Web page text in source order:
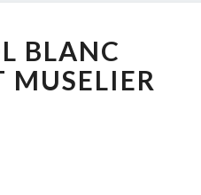
BLANC
MUSELIER